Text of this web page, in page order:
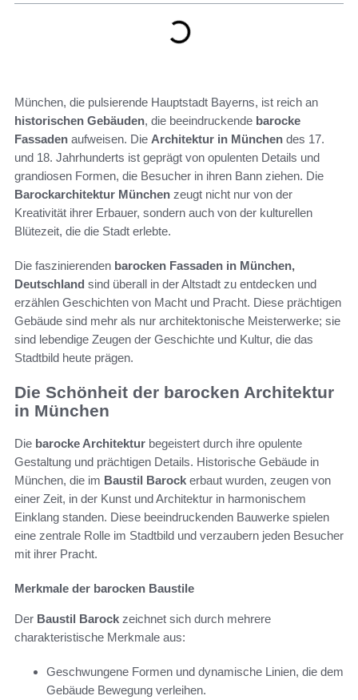
München, die pulsierende Hauptstadt Bayerns, ist reich an
historischen Gebäuden, die beeindruckende barocke
Fassaden aufweisen. Die Architektur in München des 17.
und 18. Jahrhunderts ist geprägt von opulenten Details und
grandiosen Formen, die Besucher in ihren Bann ziehen. Die
Barockarchitektur München zeugt nicht nur von der
Kreativität ihrer Erbauer, sondern auch von der kulturellen
Blütezeit, die die Stadt erlebte.
Die faszinierenden barocken Fassaden in München,
Deutschland sind überall in der Altstadt zu entdecken und
erzählen Geschichten von Macht und Pracht. Diese prächtigen
Gebäude sind mehr als nur architektonische Meisterwerke; sie
sind lebendige Zeugen der Geschichte und Kultur, die das
Stadtbild heute prägen.
Die Schönheit der barocken Architektur
in München
Die barocke Architektur begeistert durch ihre opulente
Gestaltung und prächtigen Details. Historische Gebäude in
München, die im Baustil Barock erbaut wurden, zeugen von
einer Zeit, in der Kunst und Architektur in harmonischem
Einklang standen. Diese beeindruckenden Bauwerke spielen
eine zentrale Rolle im Stadtbild und verzaubern jeden Besucher
mit ihrer Pracht.
Merkmale der barocken Baustile
Der Baustil Barock zeichnet sich durch mehrere
charakteristische Merkmale aus:
Geschwungene Formen und dynamische Linien, die dem
Gebäude Bewegung verleihen.